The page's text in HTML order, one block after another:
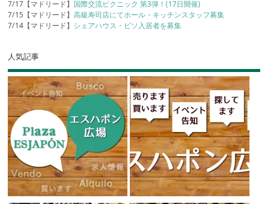
7/17【マドリード】 国際交流ピクニック 第3弾！(17日開催)
7/15【マドリード】高級寿司店にてホール・キッチンスタッフ募集
7/14【マドリード】 シェアハウス・ピソ入居者を募集
人気記事